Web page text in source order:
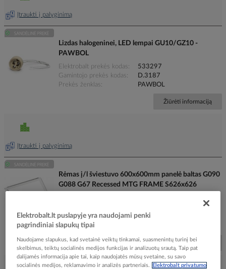
Įtraukti į palyginimą
Lizdas halogeninei, LED lempai GU10/GZ10 -
PAWBOL
Elektrobalt prekės kodas
533297
Gamintojo prekės kodas
D.3187
Prekės ženklas
PAWBOL
Žiūrėti informaciją
Įtraukti į palyginimą
Rėmas į/l šviestuvo 600x600mm panelė baltas G090
G088 G67 Recessed MTG FRAME S626x626
Gamintojo prekės kodas
9026073
Prekės ženklas
Žiūrėti informaciją
Elektrobalt.lt puslapyje yra naudojami penki
pagrindiniai slapukų tipai
Naudojame slapukus, kad svetainė veiktų tinkamai, suasmenintų turinį bei
skelbimus, teiktų socialinės medijos funkcijas ir analizuotų srautą. Taip pat
dalijamės informacija apie tai, kaip naudojatės mūsų svetaine, su savo
socialinės medijos, reklamavimo ir analizės partneriais.
Elektrobalt privatumo